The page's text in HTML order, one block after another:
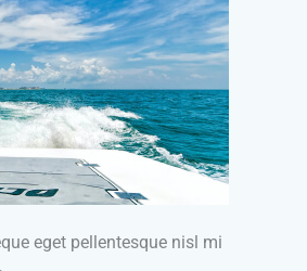
eget pellentesque nisl mi